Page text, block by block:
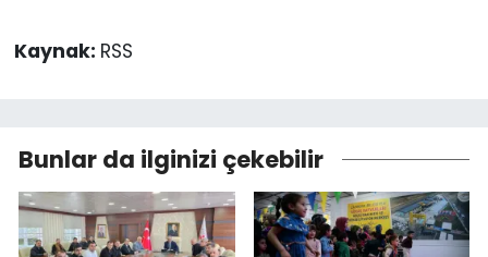
Kaynak: RSS
Bunlar da ilginizi çekebilir